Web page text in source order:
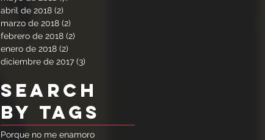
abril de 2018 (2)
marzo de 2018 (2)
febrero de 2018 (2)
enero de 2018 (2)
diciembre de 2017 (3)
Search
By Tags
Porque no me enamoro